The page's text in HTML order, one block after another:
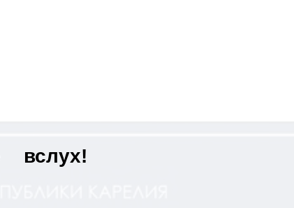
вслух!